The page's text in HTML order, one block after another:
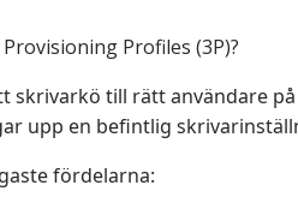
Profiles (3P)?
skrivarkö till rätt användare
upp en befintlig
fördelarna: